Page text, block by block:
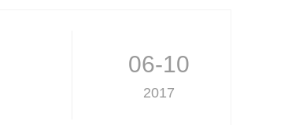
06-10
2017